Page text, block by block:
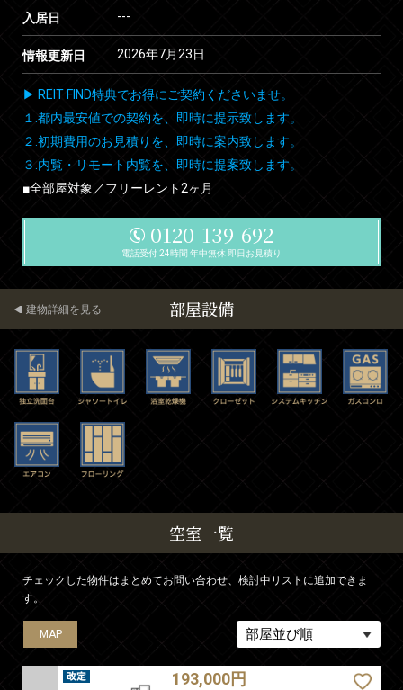
入居日 ---
情報更新日 2026年7月23日
▶ REIT FIND特典でお得にご契約くださいませ。
１.都内最安値での契約を、即時に提示致します。
２.初期費用のお見積りを、即時に案内致します。
３.内覧・リモート内覧を、即時に提案致します。
■全部屋対象／フリーレント2ヶ月
0120-139-692
電話受付 24時間 年中無休 即日お見積り
部屋設備
建物詳細を見る
空室一覧
チェックした物件はまとめてお問い合わせ、検討中リストに追加できま
す。
MAP
193,000円
MAP
MAP
MAP